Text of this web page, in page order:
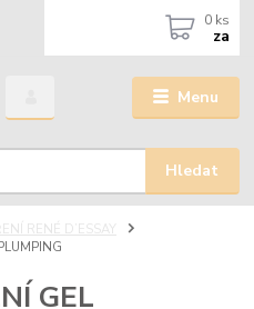
Menu
Hledat
0 ks
za
RENÉ D’ESSAY
GEL